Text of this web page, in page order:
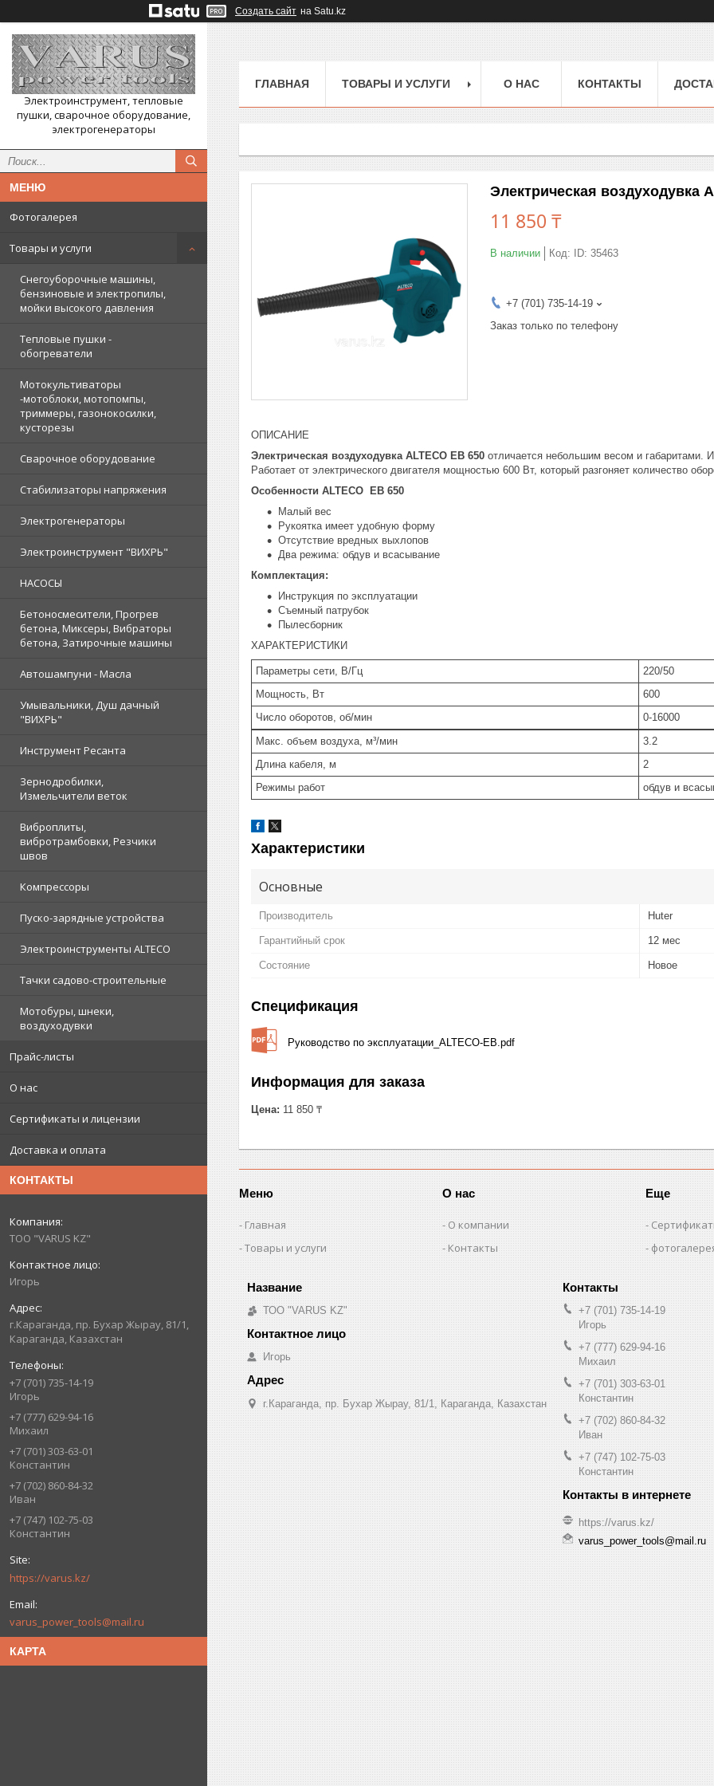
Создать сайт на Satu.kz
Электроинструмент, тепловые
пушки, сварочное оборудование,
электрогенераторы
Фотогалерея
Товары и услуги
Снегоуборочные машины,
бензиновые и электропилы,
мойки высокого давления
Тепловые пушки -
обогреватели
Мотокультиваторы
-мотоблоки, мотопомпы,
триммеры, газонокосилки,
кусторезы
Сварочное оборудование
Стабилизаторы напряжения
Электрогенераторы
Электроинструмент "ВИХРЬ"
НАСОСЫ
Бетоносмесители, Прогрев
бетона, Миксеры, Вибраторы
бетона, Затирочные машины
Автошампуни - Масла
Умывальники, Душ дачный
"ВИХРЬ"
Инструмент Ресанта
Зернодробилки,
Измельчители веток
Виброплиты,
вибротрамбовки, Резчики
швов
Компрессоры
Пуско-зарядные устройства
Электроинструменты ALTECO
Тачки садово-строительные
Мотобуры, шнеки,
воздуходувки
Прайс-листы
О нас
Сертификаты и лицензии
Доставка и оплата
КОНТАКТЫ
ТОО "VARUS KZ"
Игорь
г.Караганда, пр. Бухар Жырау, 81/1,
Караганда, Казахстан
+7 (701) 735-14-19
Игорь
+7 (777) 629-94-16
Михаил
+7 (701) 303-63-01
Константин
+7 (702) 860-84-32
Иван
+7 (747) 102-75-03
Константин
https://varus.kz/
varus_power_tools@mail.ru
КАРТА
ГЛАВНАЯ ТОВАРЫ И УСЛУГИ О НАС КОНТАКТЫ
Электрическая воздуходувка
11 850 ₸
В наличии Код: ID: 35463
+7 (701) 735-14-19
Заказ только по телефону
ОПИСАНИЕ
Электрическая воздуходувка ALTECO EB 650 отличается небольшим весом и габаритами.
Работает от электрического двигателя мощностью 600 Вт, который разгоняет количество
Особенности ALTECO EB 650
Малый вес
Рукоятка имеет удобную форму
Отсутствие вредных выхлопов
Два режима: обдув и всасывание
Комплектация:
Инструкция по эксплуатации
Съемный патрубок
Пылесборник
ХАРАКТЕРИСТИКИ
Параметры сети, В/Гц
220/50
Мощность, Вт
600
Число оборотов, об/мин
0-16000
Maкс. объем воздуха, м³/мин
3.2
Длина кабеля, м
2
Режимы работ
обдув и
Характеристики
Основные
Производитель Huter
Гарантийный срок 12 мес
Состояние Новое
Спецификация
Руководство по эксплуатации_ALTECO-EB.pdf
Информация для заказа
Цена: 11 850 ₸
Меню
Главная
Товары и услуги
О нас
О компании
Контакты
Еще
ТОО "VARUS KZ"
Игорь
г.Караганда, пр. Бухар Жырау, 81/1, Караганда, Казахстан
+7 (701) 735-14-19
Игорь
+7 (777) 629-94-16
Михаил
+7 (701) 303-63-01
Константин
+7 (702) 860-84-32
Иван
+7 (747) 102-75-03
Константин
https://varus.kz/
varus_power_tools@mail.ru